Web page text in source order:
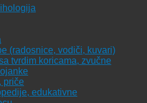
(radosnice, vodiči, kuvari)
tvrdim koricama, zvučne
priče
edukativne